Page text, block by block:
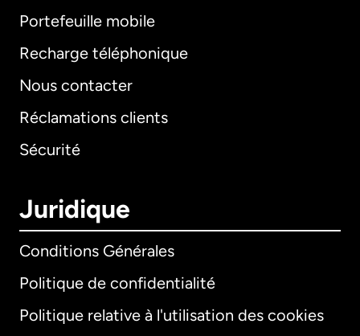
Portefeuille mobile
Recharge téléphonique
Nous contacter
Réclamations clients
Sécurité
Juridique
Conditions Générales
Politique de confidentialité
Politique relative à l'utilisation des cookies